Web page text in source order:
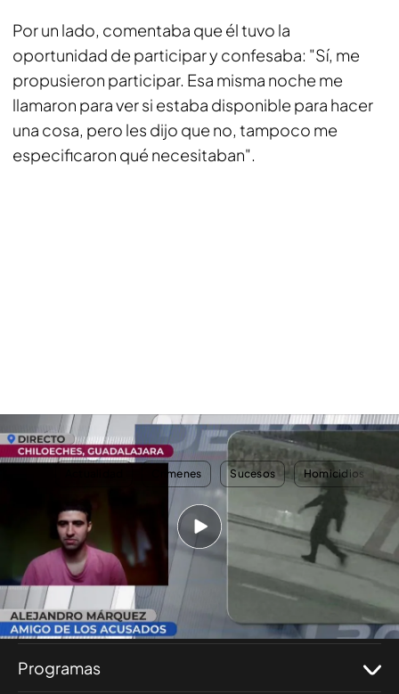
Por un lado, comentaba que él tuvo la
oportunidad de participar y confesaba: "Sí, me
propusieron participar. Esa misma noche me
llamaron para ver si estaba disponible para hacer
una cosa, pero les dijo que no, tampoco me
especificaron qué necesitaban".
Alejandro, el testigo clave en el triple crimen de Chiloeches
Crímenes Sucesos Homicidios
Nosotros
Corporativo
Programas